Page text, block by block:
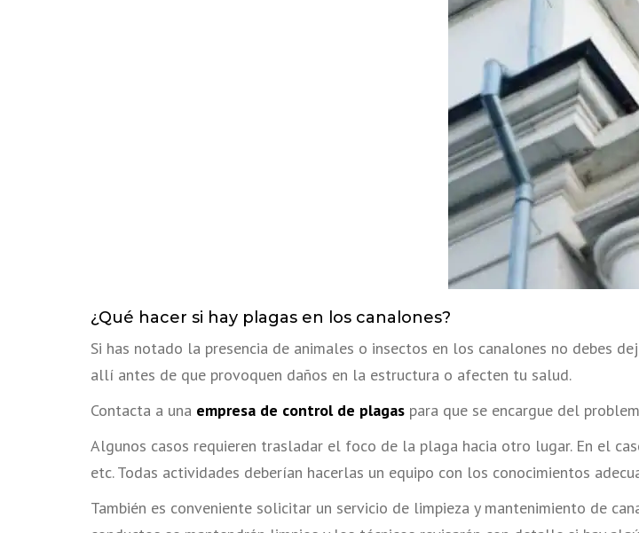
¿Qué hacer si hay plagas en los canalones?
Si has notado la presencia de animales o insectos en los canalones no debes
allí antes de que provoquen daños en la estructura o afecten tu salud.
Contacta a una empresa de control de plagas para que se encargue del
Algunos casos requieren trasladar el foco de la plaga hacia otro lugar. En el
etc. Todas actividades deberían hacerlas un equipo con los conocimientos
También es conveniente solicitar un servicio de limpieza y mantenimiento de